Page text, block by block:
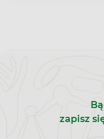
zapisz